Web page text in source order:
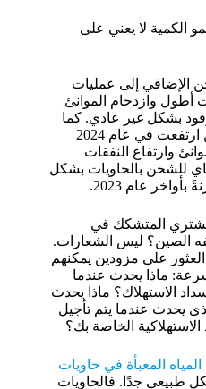
الكمية لا يعني على
الإضافي إلى عمليات
أطول وازدحام الموانئ
بشكل غير عادي. كما
أفاد الأونكتاد أيضًا أن أسعار الشحن ارتفعت في عام 2024
وارتفاع النفقات
للشحن بالحاويات بشكل
المتشكك في
الصين؟ ليس الشعارات.
على مزودين يمكنهم
ماذا يحدث عندما
الاستهلاك؟ ماذا يحدث
يحدث عندما يتم تأجيل
الاستهلاكية الخاصة بك؟
المعبأة في حاويات
طبيعي جدًا. فالحاويات